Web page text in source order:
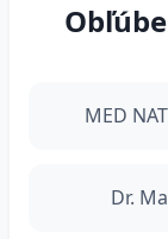
MED
Dr.